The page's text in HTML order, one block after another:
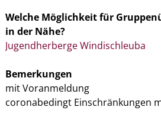
Welche Möglichkeit für
in der Nähe?
Jugendherberge Windischleuba
Bemerkungen
mit Voranmeldung
coronabedingt Einschränkungen